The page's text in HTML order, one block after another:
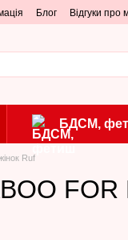
Блог Відгуки про
БДСМ,
Ruf
FOR